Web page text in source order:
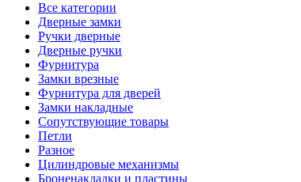
Все категории
Дверные замки
Ручки дверные
Дверные ручки
Фурнитура
Замки врезные
Фурнитура для дверей
Замки накладные
Сопутствующие товары
Петли
Разное
Цилиндровые механизмы
Броненакладки и пластины